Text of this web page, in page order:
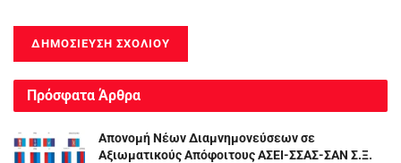
Πρόσφατα Άρθρα
Απονομή Νέων Διαμνημονεύσεων σε
Αξιωματικούς Απόφοιτους ΑΣΕΙ-ΣΣΑΣ-ΣΑΝ Σ.Ξ.